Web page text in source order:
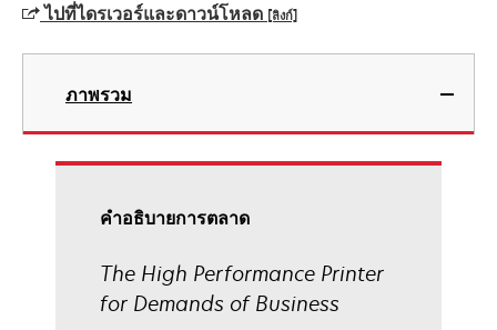
ไปที่ไดรเวอร์และดาวน์โหลด [ลิงก์]
opens
new
ภาพรวม
คําอธิบายการตลาด
The High Performance Printer
for Demands of Business